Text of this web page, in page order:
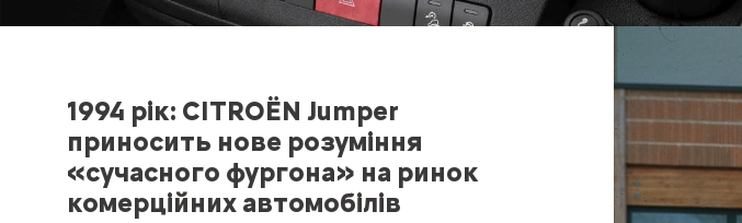
1994 рік: CITROЁN Jumper
приносить нове розуміння
«сучасного фургона» на ринок
комерційних автомобілів